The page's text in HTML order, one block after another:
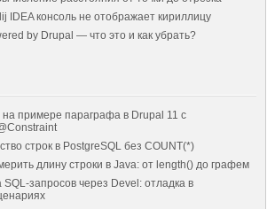
IDEA консоль не отображает кириллицу
by Drupal — что это и как убрать?
примере параграфа в Drupal 11 с
строк в PostgreSQL без COUNT(*)
длину строки в Java: от length() до графем
SQL-запросов через Devel: отладка в